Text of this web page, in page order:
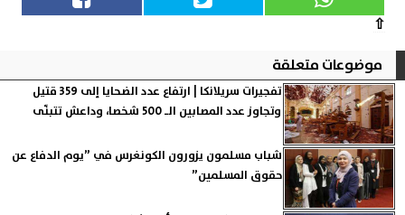
⇧
موضوعات متعلقة
تفجيرات سريلانكا | ارتفاع عدد الضحايا إلى 359 قتيل
وتجاوز عدد المصابين الـ 500 شخصا، وداعش تتبنّى
شباب مسلمون يزورون الكونغرس في ”يوم الدفاع عن
حقوق المسلمين”